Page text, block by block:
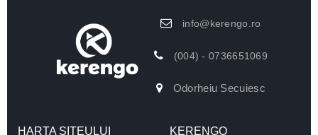
info@kerengo.ro
(004) - 0736651069
Odorheiu Secuiesc
HARTA SITEULUI KERENGO